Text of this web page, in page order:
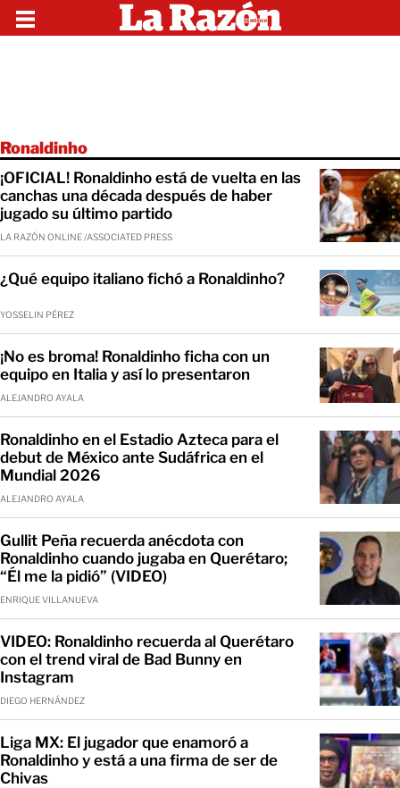
Ronaldinho
¡OFICIAL! Ronaldinho está de vuelta en las
canchas una década después de haber
jugado su último partido
LA RAZÓN ONLINE /ASSOCIATED PRESS
¿Qué equipo italiano fichó a Ronaldinho?
YOSSELIN PÉREZ
¡No es broma! Ronaldinho ficha con un
equipo en Italia y así lo presentaron
ALEJANDRO AYALA
Ronaldinho en el Estadio Azteca para el
debut de México ante Sudáfrica en el
Mundial 2026
ALEJANDRO AYALA
Gullit Peña recuerda anécdota con
Ronaldinho cuando jugaba en Querétaro;
“Él me la pidió” (VIDEO)
ENRIQUE VILLANUEVA
VIDEO: Ronaldinho recuerda al Querétaro
con el trend viral de Bad Bunny en
Instagram
DIEGO HERNÁNDEZ
Liga MX: El jugador que enamoró a
Ronaldinho y está a una firma de ser de
Chivas